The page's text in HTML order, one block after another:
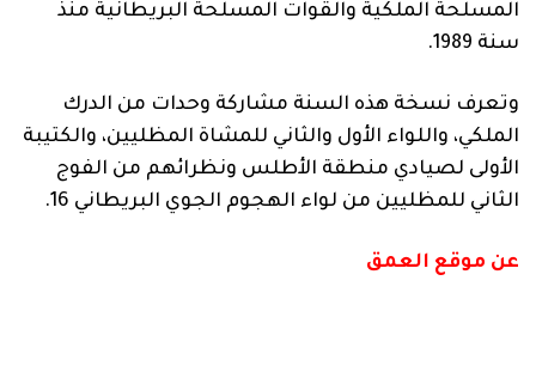
المسلحة الملكية والقوات المسلحة البريطانية منذ
سنة 1989.
وتعرف نسخة هذه السنة مشاركة وحدات من الدرك
الملكي، واللواء الأول والثاني للمشاة المظليين، والكتيبة
الأولى لصيادي منطقة الأطلس ونظرائهم من الفوج
الثاني للمظليين من لواء الهجوم الجوي البريطاني 16.
عن موقع العمق